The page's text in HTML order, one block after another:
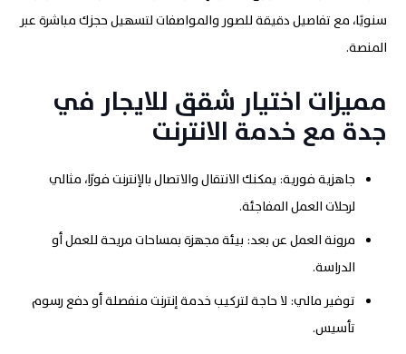
سنويًا، مع تفاصيل دقيقة للصور والمواصفات لتسهيل حجزك مباشرة عبر
المنصة.
مميزات اختيار شقق للايجار في
جدة مع خدمة الانترنت
جاهزية فورية: يمكنك الانتقال والاتصال بالإنترنت فورًا، مثالي
لرحلات العمل المفاجئة.
مرونة العمل عن بعد: بيئة مجهزة بمساحات مريحة للعمل أو
الدراسة.
توفير مالي: لا حاجة لتركيب خدمة إنترنت منفصلة أو دفع رسوم
تأسيس.